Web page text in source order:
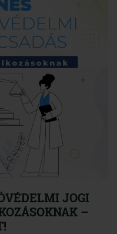
hír
JOGI
–